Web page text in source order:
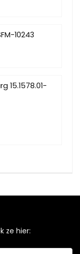
10243
15.1578.01-
ze hier: